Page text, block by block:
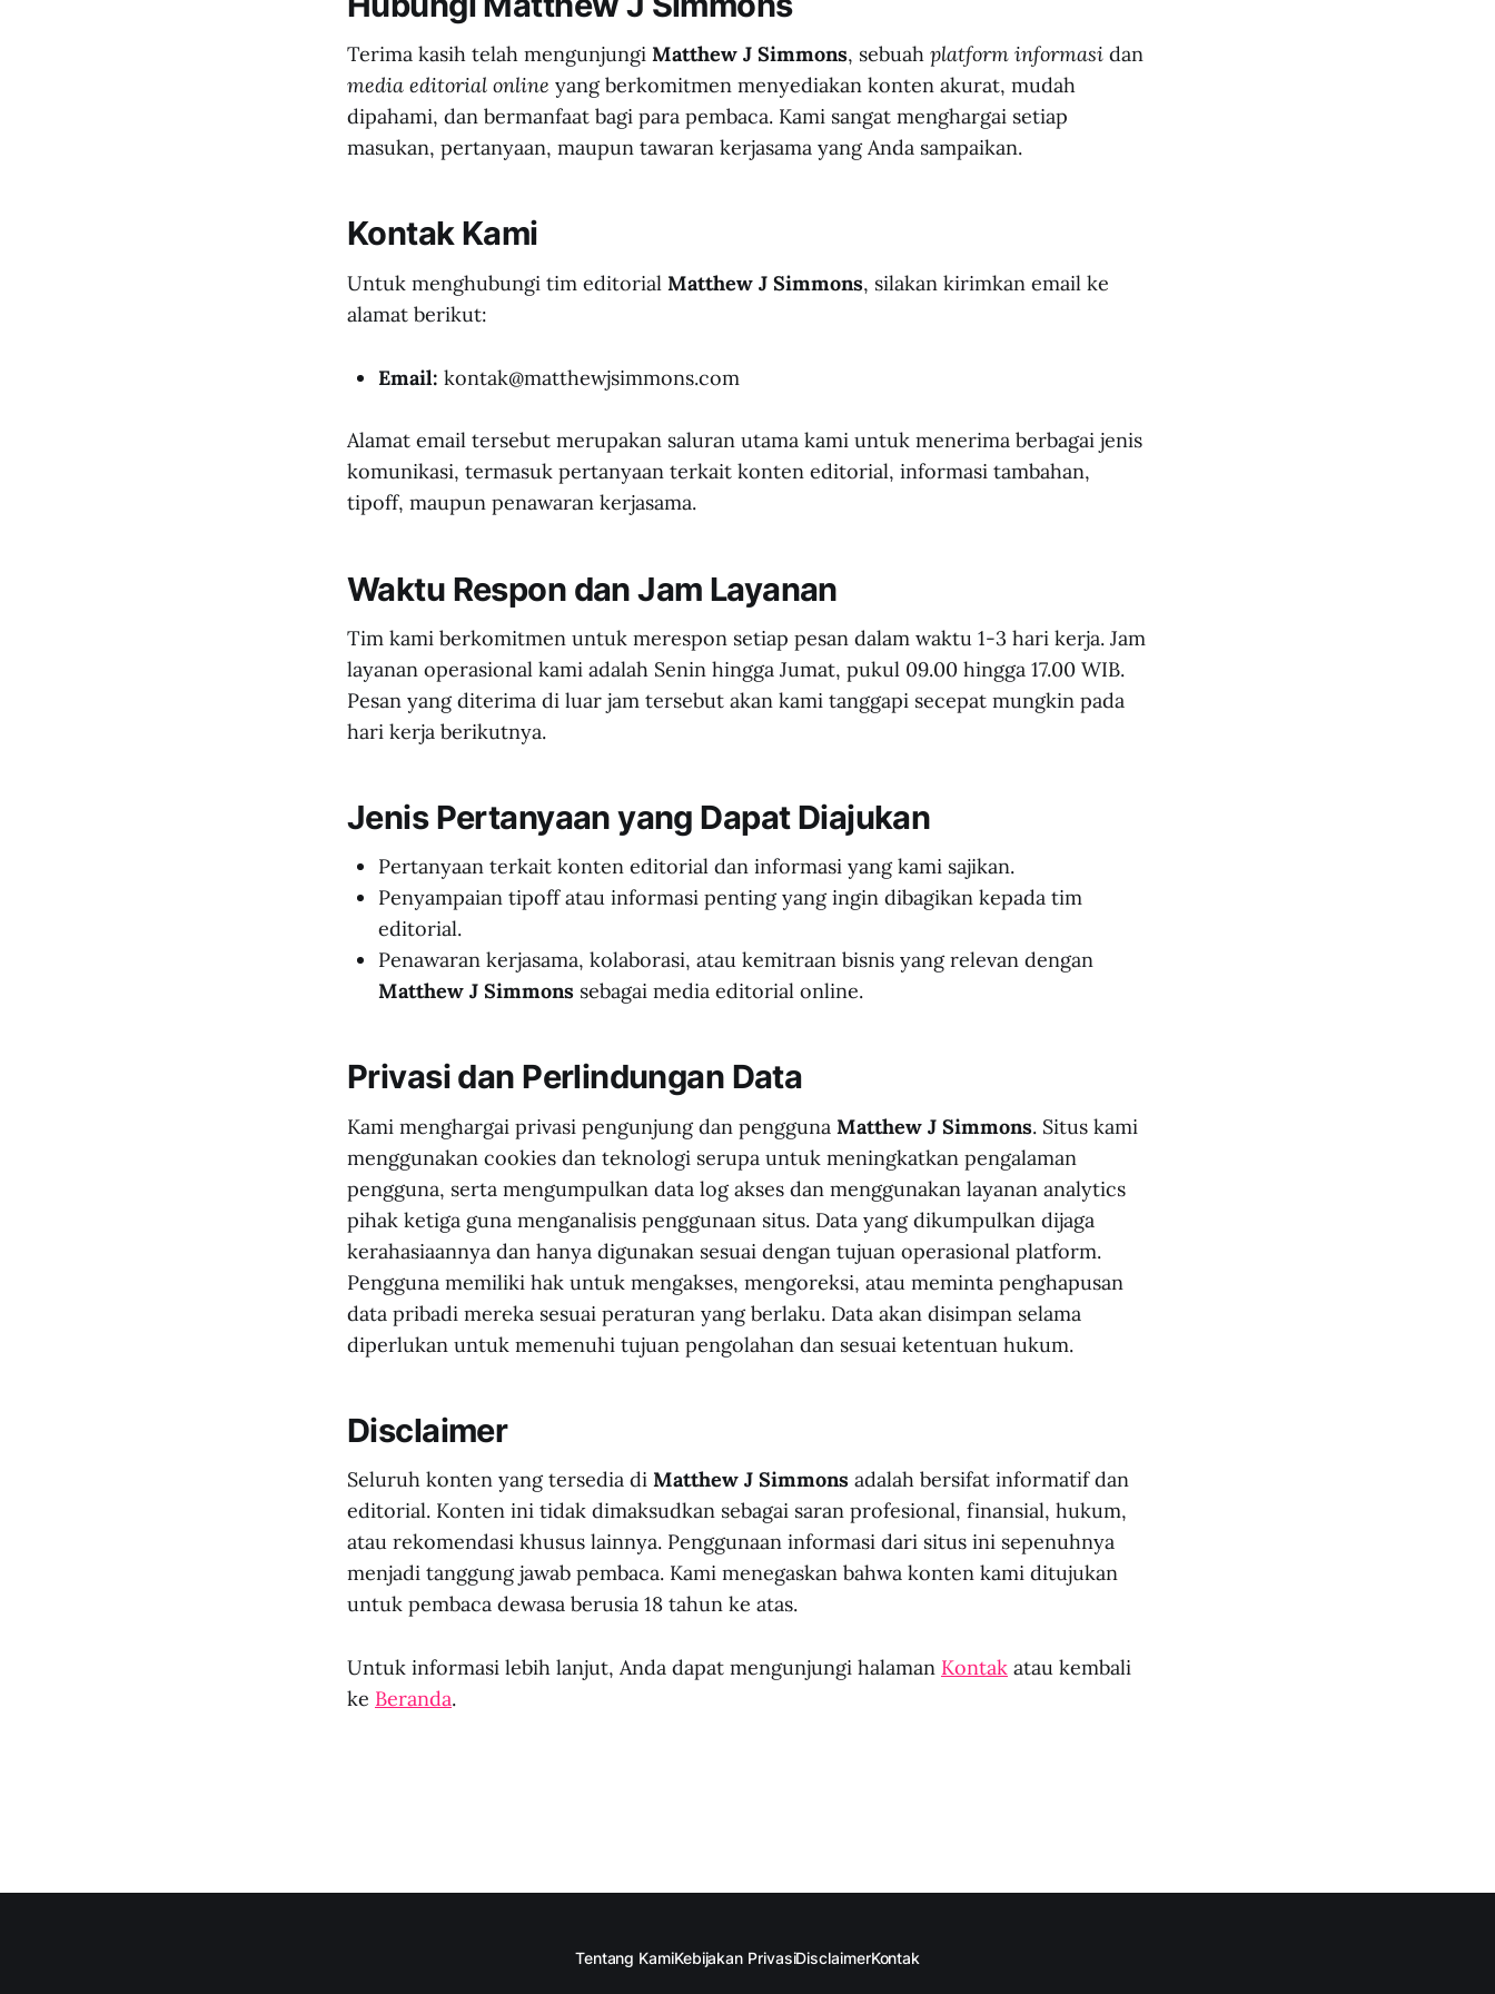
Terima kasih telah mengunjungi Matthew J Simmons, sebuah platform informasi dan
media editorial online yang berkomitmen menyediakan konten akurat, mudah
dipahami, dan bermanfaat bagi para pembaca. Kami sangat menghargai setiap
masukan, pertanyaan, maupun tawaran kerjasama yang Anda sampaikan.
Kontak Kami
Untuk menghubungi tim editorial Matthew J Simmons, silakan kirimkan email ke
alamat berikut:
Email: kontak@matthewjsimmons.com
Alamat email tersebut merupakan saluran utama kami untuk menerima berbagai jenis
komunikasi, termasuk pertanyaan terkait konten editorial, informasi tambahan,
tipoff, maupun penawaran kerjasama.
Waktu Respon dan Jam Layanan
Tim kami berkomitmen untuk merespon setiap pesan dalam waktu 1-3 hari kerja. Jam
layanan operasional kami adalah Senin hingga Jumat, pukul 09.00 hingga 17.00 WIB.
Pesan yang diterima di luar jam tersebut akan kami tanggapi secepat mungkin pada
hari kerja berikutnya.
Jenis Pertanyaan yang Dapat Diajukan
Pertanyaan terkait konten editorial dan informasi yang kami sajikan.
Penyampaian tipoff atau informasi penting yang ingin dibagikan kepada tim
editorial.
Penawaran kerjasama, kolaborasi, atau kemitraan bisnis yang relevan dengan
Matthew J Simmons sebagai media editorial online.
Privasi dan Perlindungan Data
Kami menghargai privasi pengunjung dan pengguna Matthew J Simmons. Situs kami
menggunakan cookies dan teknologi serupa untuk meningkatkan pengalaman
pengguna, serta mengumpulkan data log akses dan menggunakan layanan analytics
pihak ketiga guna menganalisis penggunaan situs. Data yang dikumpulkan dijaga
kerahasiaannya dan hanya digunakan sesuai dengan tujuan operasional platform.
Pengguna memiliki hak untuk mengakses, mengoreksi, atau meminta penghapusan
data pribadi mereka sesuai peraturan yang berlaku. Data akan disimpan selama
diperlukan untuk memenuhi tujuan pengolahan dan sesuai ketentuan hukum.
Disclaimer
Seluruh konten yang tersedia di Matthew J Simmons adalah bersifat informatif dan
editorial. Konten ini tidak dimaksudkan sebagai saran profesional, finansial, hukum,
atau rekomendasi khusus lainnya. Penggunaan informasi dari situs ini sepenuhnya
menjadi tanggung jawab pembaca. Kami menegaskan bahwa konten kami ditujukan
untuk pembaca dewasa berusia 18 tahun ke atas.
Untuk informasi lebih lanjut, Anda dapat mengunjungi halaman Kontak atau kembali
ke Beranda.
Tentang KamiKebijakan PrivasiDisclaimerKontak